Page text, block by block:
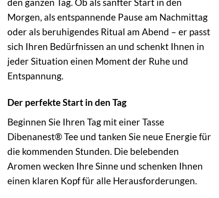
Morgen, als entspannende Pause am Nachmittag
oder als beruhigendes Ritual am Abend – er passt
sich Ihren Bedürfnissen an und schenkt Ihnen in
jeder Situation einen Moment der Ruhe und
Entspannung.
Der perfekte Start in den Tag
Beginnen Sie Ihren Tag mit einer Tasse
Dibenanest® Tee und tanken Sie neue Energie für
die kommenden Stunden. Die belebenden
Aromen wecken Ihre Sinne und schenken Ihnen
einen klaren Kopf für alle Herausforderungen.